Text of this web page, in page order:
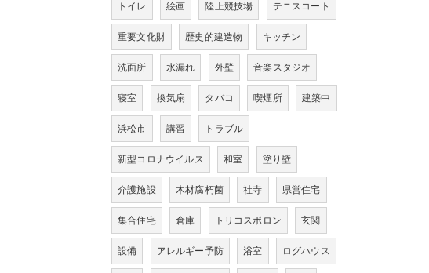
トイレ 絵画 陸上競技場 テニスコート
重要文化財 歴史的建造物 キッチン
洗面所 水漏れ 外壁 音楽スタジオ
寝室 換気扇 タバコ 喫煙所 建築中
浜松市 講習 トラブル
新型コロナウイルス 和室 塗り壁
介護施設 木材腐朽菌 社寺 県営住宅
集合住宅 倉庫 トリコスポロン 玄関
設備 アレルギー予防 浴室 ログハウス